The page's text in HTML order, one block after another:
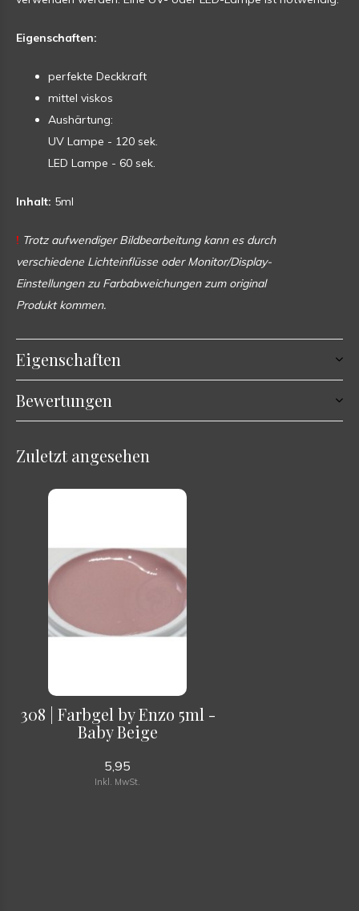
Eigenschaften:
perfekte Deckkraft
mittel viskos
Aushärtung:
UV Lampe - 120 sek.
LED Lampe - 60 sek.
Inhalt: 5ml
! Trotz aufwendiger Bildbearbeitung kann es durch
verschiedene Lichteinflüsse oder Monitor/Display-
Einstellungen zu Farbabweichungen zum original
Produkt kommen.
Eigenschaften
Bewertungen
Zuletzt angesehen
308 | Farbgel by Enzo 5ml -
Baby Beige
5,95
Inkl. MwSt.